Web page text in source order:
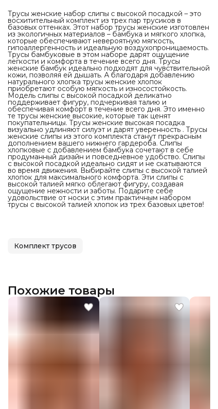
Трусы женские набор слипы с высокой посадкой – это
восхитительный комплект из трех пар трусиков в
базовых оттенках. Этот набор трусы женские изготовлен
из экологичных материалов – бамбука и мягкого хлопка,
которые обеспечивают невероятную мягкость,
гипоаллергенность и идеальную воздухопроницаемость.
Трусы бамбуковые в этом наборе дарят ощущение
легкости и комфорта в течение всего дня. Трусы
женские бамбук идеально подходят для чувствительной
кожи, позволяя ей дышать. А благодаря добавлению
натурального хлопка трусы женские хлопок
приобретают особую мягкость и износостойкость.
Модель слипы с высокой посадкой деликатно
поддерживает фигуру, подчеркивая талию и
обеспечивая комфорт в течение всего дня. Это именно
те трусы женские высокие, которые так ценят
покупательницы. Трусы женские высокая посадка
визуально удлиняют силуэт и дарят уверенность . Трусы
женские слипы из этого комплекта станут прекрасным
дополнением вашего нижнего гардероба. Слипы
хлопковые с добавлением бамбука сочетают в себе
продуманный дизайн и повседневное удобство. Слипы
с высокой посадкой идеально сидят и не скатываются
во время движения. Выбирайте слипы с высокой талией
хлопок для максимального комфорта. Эти слипы с
высокой талией мягко облегают фигуру, создавая
ощущение нежности и заботы. Подарите себе
удовольствие от носки с этим практичным набором
трусы с высокой талией хлопок из трех базовых цветов!
Комплект трусов
Похожие товары